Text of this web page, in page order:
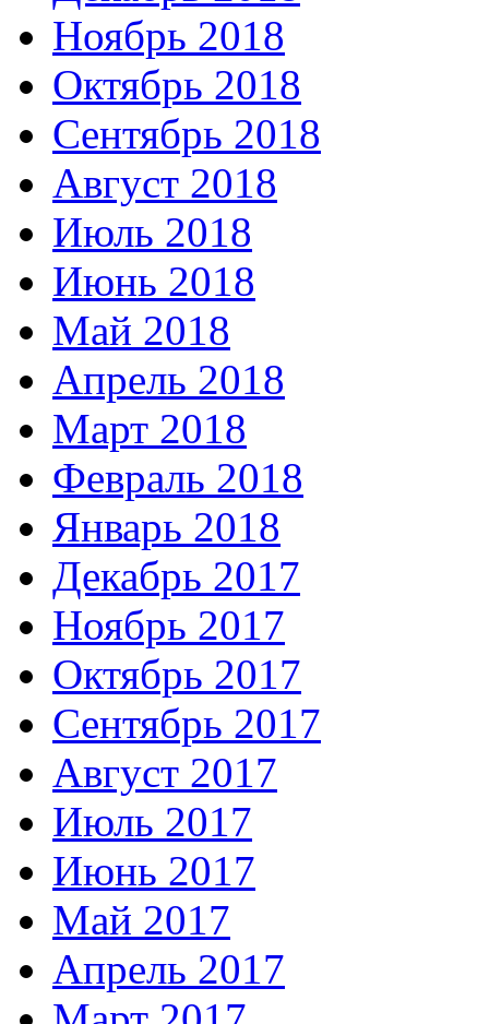
Ноябрь 2018
Октябрь 2018
Сентябрь 2018
Август 2018
Июль 2018
Июнь 2018
Май 2018
Апрель 2018
Март 2018
Февраль 2018
Январь 2018
Декабрь 2017
Ноябрь 2017
Октябрь 2017
Сентябрь 2017
Август 2017
Июль 2017
Июнь 2017
Май 2017
Апрель 2017